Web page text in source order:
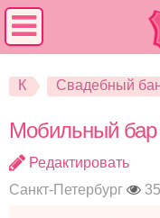
К Свадебный
Мобильный бар
Редактировать
Санкт-Петербург